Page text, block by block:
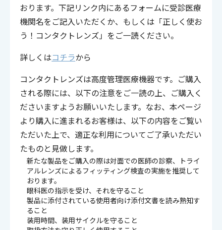
おります。下記リンク内にあるフォームに受診医療
機関名をご記入いただくか、もしくは「正しく使お
う！コンタクトレンズ」をご一読ください。
詳しくはコチラから
コンタクトレンズは高度管理医療機器です。ご購入
される際には、以下の注意をご一読の上、ご購入く
ださいますようお願いいたします。なお、本ページ
より購入に進まれるお客様は、以下の内容をご覧い
ただいた上で、適正な利用についてご了承いただい
たものと見做します。
新たな製品をご購入の際は対面での医師の診察、トライ
アルレンズによるフィッティング検査の実施を推奨して
おります。
眼科医の指示を受け、それを守ること
製品に添付されている使用者向け添付文書を読み熟知す
ること
装用時間、装用サイクルを守ること